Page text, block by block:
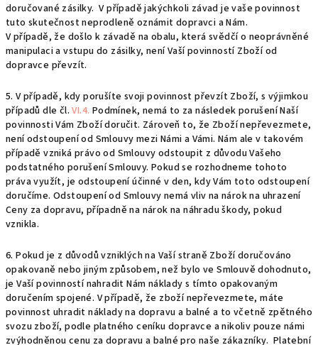
doručované zásilky. V případě jakýchkoli závad je vaše povinnost
tuto skutečnost neprodleně oznámit dopravci a Nám.
V případě, že došlo k závadě na obalu, která svědčí o neoprávněné
manipulaci a vstupu do zásilky, není Vaší povinností Zboží od
dopravce převzít.
5. V případě, kdy porušíte svoji povinnost převzít Zboží, s výjimkou
případů dle čl.VI.4. Podmínek, nemá to za následek porušení Naší
povinnosti Vám Zboží doručit. Zároveň to, že Zboží nepřevezmete,
není odstoupení od Smlouvy mezi Námi a Vámi. Nám ale v takovém
případě vzniká právo od Smlouvy odstoupit z důvodu Vašeho
podstatného porušení Smlouvy. Pokud se rozhodneme tohoto
práva využít, je odstoupení účinné v den, kdy Vám toto odstoupení
doručíme. Odstoupení od Smlouvy nemá vliv na nárok na uhrazení
Ceny za dopravu, případně na nárok na náhradu škody, pokud
vznikla.
6. Pokud je z důvodů vzniklých na Vaší straně Zboží doručováno
opakovaně nebo jiným způsobem, než bylo ve Smlouvě dohodnuto,
je Vaší povinností nahradit Nám náklady s tímto opakovaným
doručením spojené. V případě, že zboží nepřevezmete, máte
povinnost uhradit náklady na dopravu a balné a to včetně zpětného
svozu zboží, podle platného ceníku dopravce a nikoliv pouze námi
zvýhodněnou cenu za dopravu a balné pro naše zákazníky. Platební